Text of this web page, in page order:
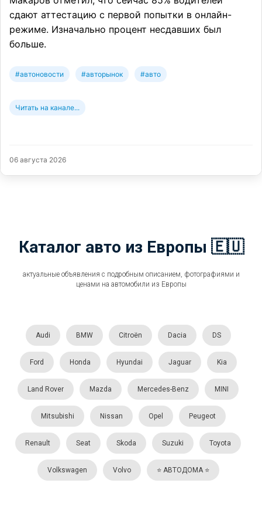
сдают аттестацию с первой попытки в онлайн-
режиме. Изначально процент несдавших был
больше.
#автоновости #авторынок #авто
Читать на канале...
06 августа 2026
Каталог авто из Европы 🇪🇺
актуальные объявления с подробным описанием, фотографиями и
ценами на автомобили из Европы
Audi BMW Citroën Dacia DS
Ford Honda Hyundai Jaguar Kia
Land Rover Mazda Mercedes-Benz MINI
Mitsubishi Nissan Opel Peugeot
Renault Seat Skoda Suzuki Toyota
Volkswagen Volvo ⭐️ АВТОДОМА ⭐️